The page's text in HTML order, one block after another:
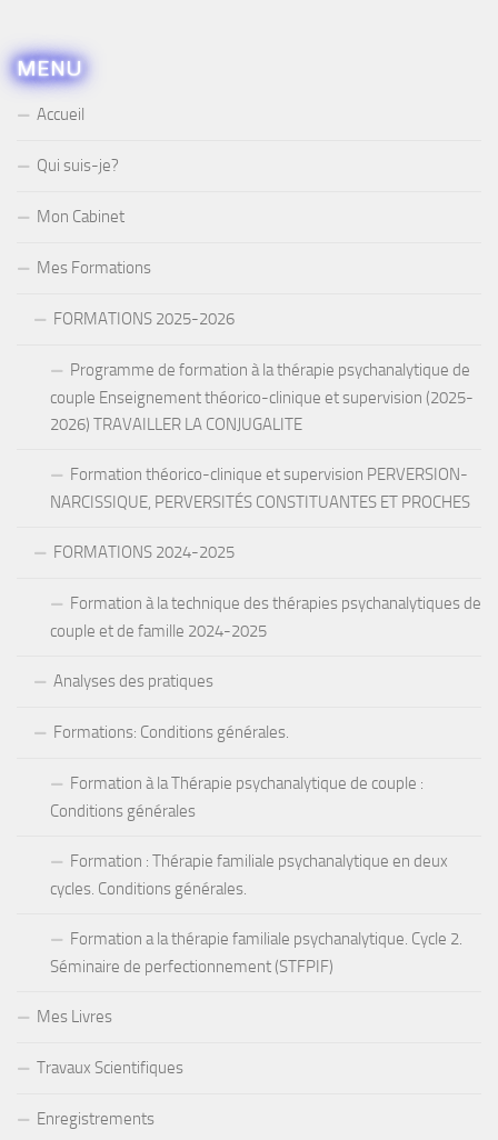
MENU
Accueil
Qui suis-je?
Mon Cabinet
Mes Formations
FORMATIONS 2025-2026
Programme de formation à la thérapie psychanalytique de
couple Enseignement théorico-clinique et supervision (2025-
2026) TRAVAILLER LA CONJUGALITE
Formation théorico-clinique et supervision PERVERSION-
NARCISSIQUE, PERVERSITÉS CONSTITUANTES ET PROCHES
FORMATIONS 2024-2025
Formation à la technique des thérapies psychanalytiques de
couple et de famille 2024-2025
Analyses des pratiques
Formations: Conditions générales.
Formation à la Thérapie psychanalytique de couple :
Conditions générales
Formation : Thérapie familiale psychanalytique en deux
cycles. Conditions générales.
Formation a la thérapie familiale psychanalytique. Cycle 2.
Séminaire de perfectionnement (STFPIF)
Mes Livres
Travaux Scientifiques
Enregistrements